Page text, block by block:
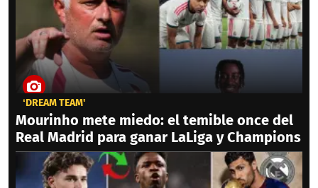
‘DREAM TEAM'
Mourinho mete miedo: el temible once del
Real Madrid para ganar LaLiga y Champions